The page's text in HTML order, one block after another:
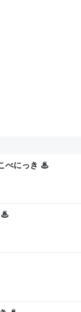
べにっき ♨
♨